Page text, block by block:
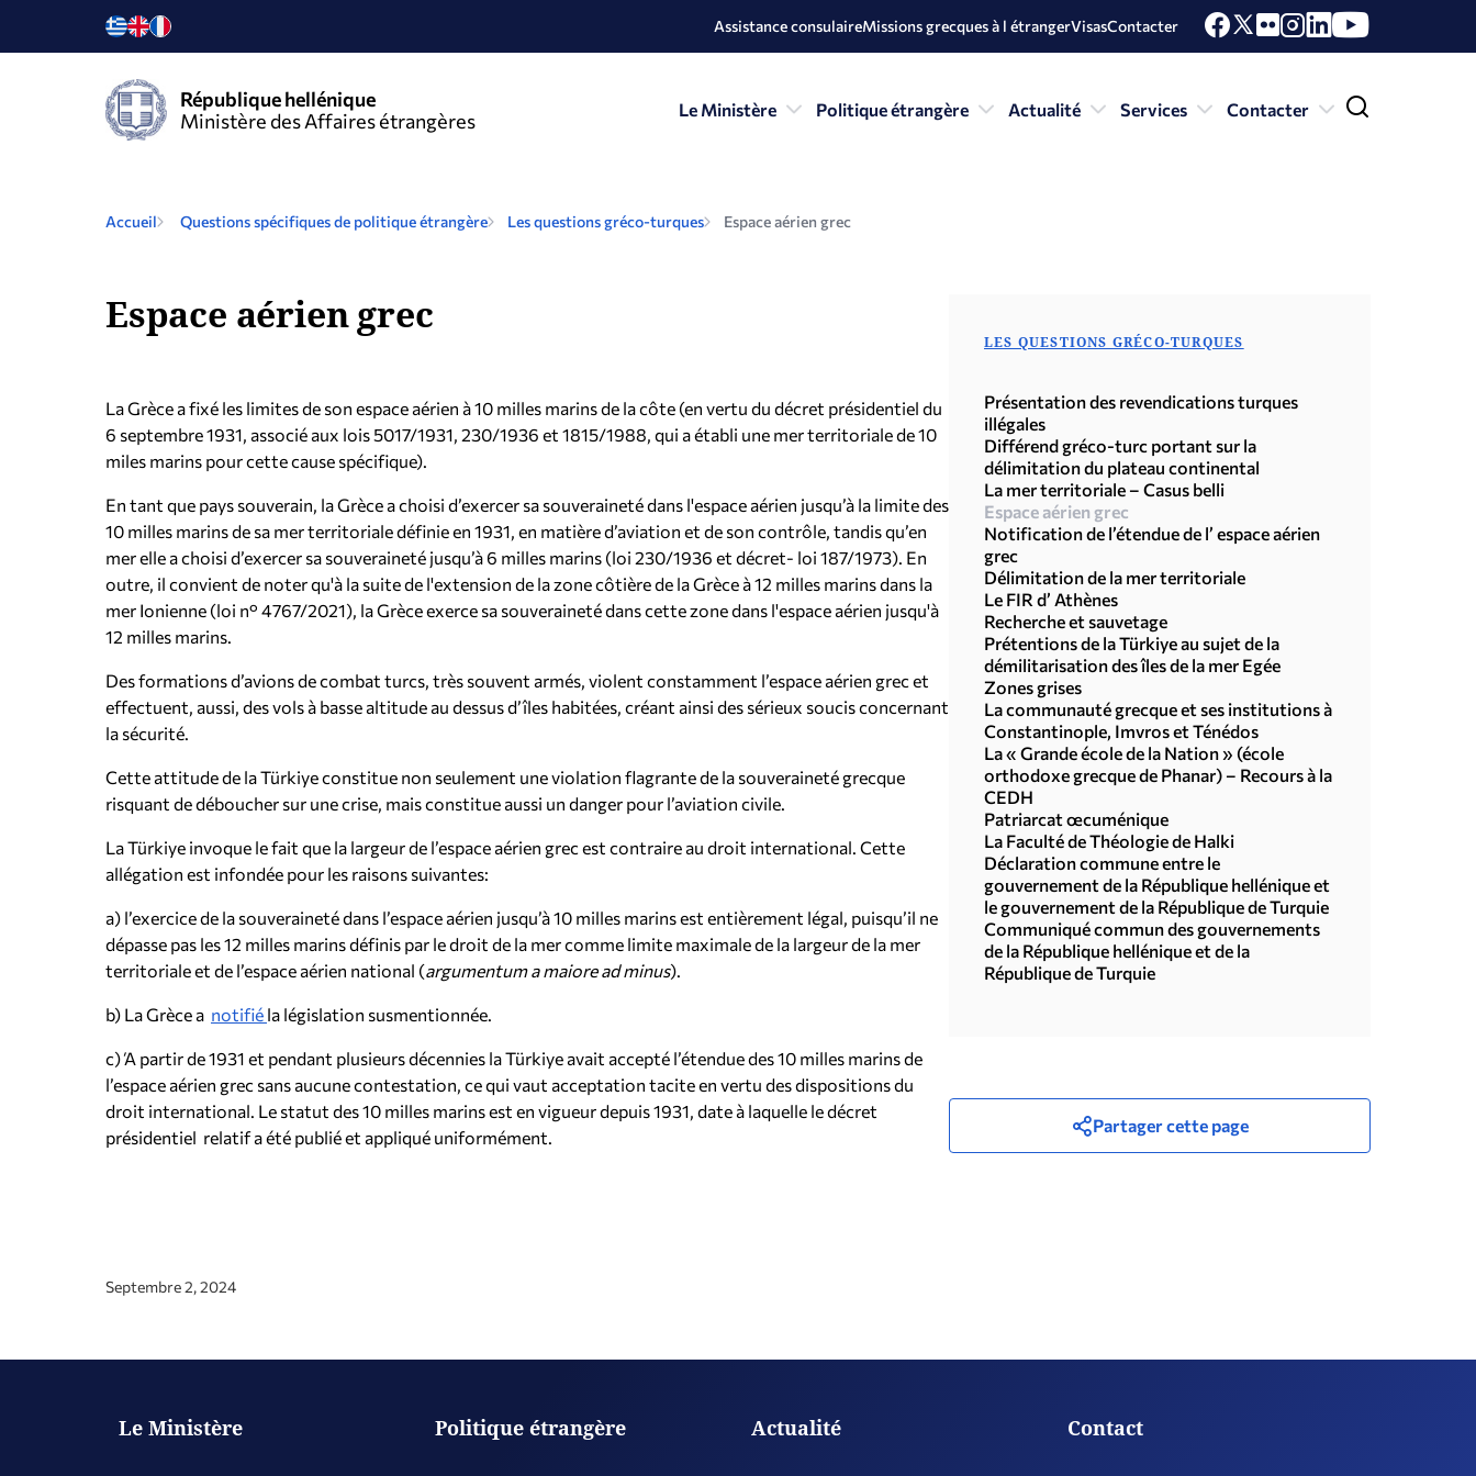
Assistance consulaireMissions grecques à l étrangerVisasContacter
République hellénique
Ministère des Affaires étrangères
Le Ministère Politique étrangère Actualité Services Contacter
Accueil Questions spécifiques de politique étrangère Les questions gréco-turques Espace aérien grec
Espace aérien grec
La Grèce a fixé les limites de son espace aérien à 10 milles marins de la côte (en vertu du décret présidentiel du
6 septembre 1931, associé aux lois 5017/1931, 230/1936 et 1815/1988, qui a établi une mer territoriale de 10
miles marins pour cette cause spécifique).
En tant que pays souverain, la Grèce a choisi d’exercer sa souveraineté dans l'espace aérien jusqu’à la limite des
10 milles marins de sa mer territoriale définie en 1931, en matière d’aviation et de son contrôle, tandis qu’en
mer elle a choisi d’exercer sa souveraineté jusqu’à 6 milles marins (loi 230/1936 et décret- loi 187/1973). En
outre, il convient de noter qu'à la suite de l'extension de la zone côtière de la Grèce à 12 milles marins dans la
mer Ionienne (loi n° 4767/2021), la Grèce exerce sa souveraineté dans cette zone dans l'espace aérien jusqu'à
12 milles marins.
Des formations d’avions de combat turcs, très souvent armés, violent constamment l’espace aérien grec et
effectuent, aussi, des vols à basse altitude au dessus d’îles habitées, créant ainsi des sérieux soucis concernant
la sécurité.
Cette attitude de la Türkiye constitue non seulement une violation flagrante de la souveraineté grecque
risquant de déboucher sur une crise, mais constitue aussi un danger pour l’aviation civile.
La Türkiye invoque le fait que la largeur de l’espace aérien grec est contraire au droit international. Cette
allégation est infondée pour les raisons suivantes:
a) l’exercice de la souveraineté dans l’espace aérien jusqu’à 10 milles marins est entièrement légal, puisqu’il ne
dépasse pas les 12 milles marins définis par le droit de la mer comme limite maximale de la largeur de la mer
territoriale et de l’espace aérien national (argumentum a maiore ad minus).
b) La Grèce a notifié la législation susmentionnée.
c) Ά partir de 1931 et pendant plusieurs décennies la Türkiye avait accepté l’étendue des 10 milles marins de
l’espace aérien grec sans aucune contestation, ce qui vaut acceptation tacite en vertu des dispositions du
droit international. Le statut des 10 milles marins est en vigueur depuis 1931, date à laquelle le décret
présidentiel relatif a été publié et appliqué uniformément.
LES QUESTIONS GRÉCO-TURQUES
Présentation des revendications turques
illégales
Différend gréco-turc portant sur la
délimitation du plateau continental
La mer territoriale – Casus belli
Espace aérien grec
Notification de l’étendue de l’ espace aérien
grec
Délimitation de la mer territoriale
Le FIR d’ Athènes
Recherche et sauvetage
Prétentions de la Türkiye au sujet de la
démilitarisation des îles de la mer Egée
Zones grises
La communauté grecque et ses institutions à
Constantinople, Imvros et Ténédos
La « Grande école de la Nation » (école
orthodoxe grecque de Phanar) – Recours à la
CEDH
Patriarcat œcuménique
La Faculté de Théologie de Halki
Déclaration commune entre le
gouvernement de la République hellénique et
le gouvernement de la République de Turquie
Communiqué commun des gouvernements
de la République hellénique et de la
République de Turquie
Partager cette page
Septembre 2, 2024
Le Ministère Politique étrangère Actualité Contact